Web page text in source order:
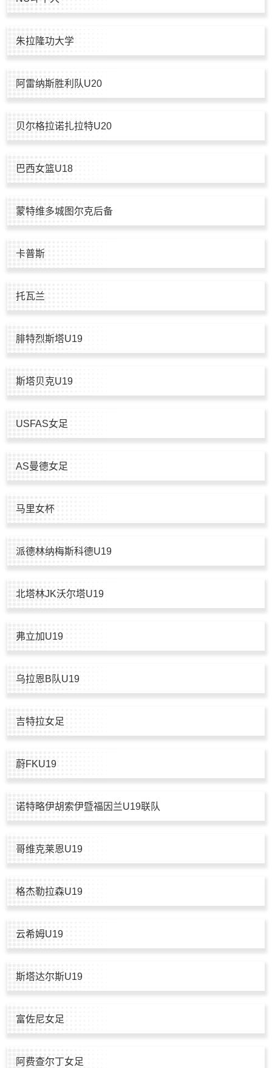
朱拉隆功大学
阿雷纳斯胜利队U20
贝尔格拉诺扎拉特U20
巴西女篮U18
蒙特维多城图尔克后备
卡普斯
托瓦兰
腓特烈斯塔U19
斯塔贝克U19
USFAS女足
AS曼德女足
马里女杯
派德林纳梅斯科德U19
北塔林JK沃尔塔U19
弗立加U19
乌拉恩B队U19
吉特拉女足
蔚FKU19
诺特略伊胡索伊暨福因兰U19联队
哥维克莱恩U19
格杰勒拉森U19
云希姆U19
斯塔达尔斯U19
富佐尼女足
阿费查尔丁女足